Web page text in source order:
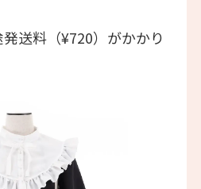
送料（¥720）がかかり